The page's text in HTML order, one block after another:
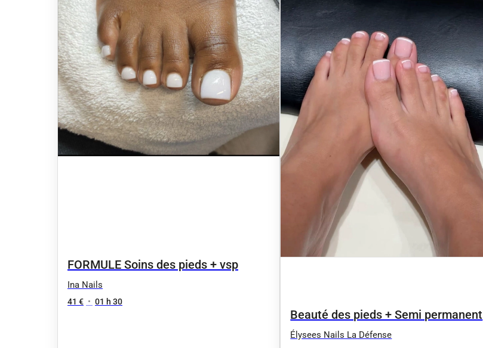
FORMULE Soins des pieds + vsp
Ina Nails
41 € • 01 h 30
Beauté des pieds + Semi permanent
Élysees Nails La Défense